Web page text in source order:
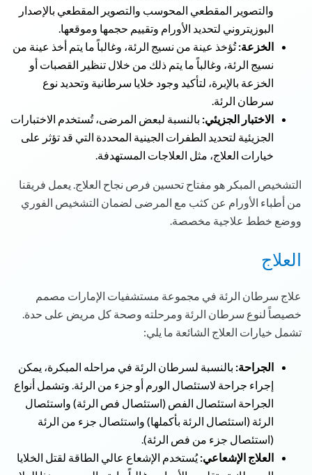
والتصوير المقطعي المحوسب والتصوير المقطعي بالإصدار
البوزيتروني لتحديد الأورام وتقييم حجمها وموقعها.
الخزعة:تُؤخذ عينة من نسيج الرئة، وغالباً ما يتم أخذ عينة من
نسيج الرئة، وغالباً ما يتم ذلك من خلال تنظير القصبات أو
الخزعة بالإبرة، لتأكيد وجود خلايا سرطانية وتحديد نوع
سرطان الرئة.
الاختبار الجزيئي: بالنسبة لبعض المرضى، تُستخدم الاختبارات
الجزيئية لتحديد الطفرات الجينية المحددة التي قد تؤثر على
خيارات العلاج، مثل العلاجات المستهدفة.
التشخيص المبكر هو مفتاح تحسين فرص نجاح العلاج. يعمل فريقنا
من أطباء الأورام عن كثب مع المرضى لضمان التشخيص الفوري
ووضع خطط علاجية مخصصة.
العلاج
علاج سرطان الرئة في مجموعة مستشفيات الإمارات مصمم
خصيصاً لنوع سرطان الرئة ومرحلته وصحة كل مريض على حدة.
تشمل خيارات العلاج الشائعة ما يلي:
الجراحة: بالنسبة لسرطان الرئة في مراحله المبكرة، يمكن
إجراء جراحة لاستئصال الورم أو جزء من الرئة. وتشمل أنواع
الجراحة استئصال الفص (استئصال فص الرئة) واستئصال
الرئة (استئصال الرئة بأكملها) واستئصال جزء من الرئة
(استئصال جزء من فص الرئة).
العلاج الإشعاعي:يُستخدم الإشعاع عالي الطاقة لقتل الخلايا